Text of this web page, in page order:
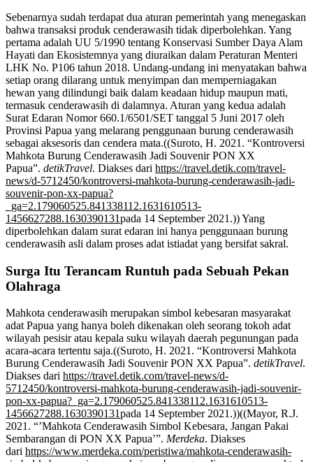
Sebenarnya sudah terdapat dua aturan pemerintah yang menegaskan
bahwa transaksi produk cenderawasih tidak diperbolehkan. Yang
pertama adalah UU 5/1990 tentang Konservasi Sumber Daya Alam
Hayati dan Ekosistemnya yang diuraikan dalam Peraturan Menteri
LHK No. P106 tahun 2018. Undang-undang ini menyatakan bahwa
setiap orang dilarang untuk menyimpan dan memperniagakan
hewan yang dilindungi baik dalam keadaan hidup maupun mati,
termasuk cenderawasih di dalamnya. Aturan yang kedua adalah
Surat Edaran Nomor 660.1/6501/SET tanggal 5 Juni 2017 oleh
Provinsi Papua yang melarang penggunaan burung cenderawasih
sebagai aksesoris dan cendera mata.((Suroto, H. 2021. “Kontroversi
Mahkota Burung Cenderawasih Jadi Souvenir PON XX
Papua”. detikTravel. Diakses dari https://travel.detik.com/travel-
news/d-5712450/kontroversi-mahkota-burung-cenderawasih-jadi-
souvenir-pon-xx-papua?
_ga=2.179060525.841338112.1631610513-
1456627288.1630390131pada 14 September 2021.)) Yang
diperbolehkan dalam surat edaran ini hanya penggunaan burung
cenderawasih asli dalam proses adat istiadat yang bersifat sakral.
Surga Itu Terancam Runtuh pada Sebuah Pekan
Olahraga
Mahkota cenderawasih merupakan simbol kebesaran masyarakat
adat Papua yang hanya boleh dikenakan oleh seorang tokoh adat
wilayah pesisir atau kepala suku wilayah daerah pegunungan pada
acara-acara tertentu saja.((Suroto, H. 2021. “Kontroversi Mahkota
Burung Cenderawasih Jadi Souvenir PON XX Papua”. detikTravel.
Diakses dari https://travel.detik.com/travel-news/d-
5712450/kontroversi-mahkota-burung-cenderawasih-jadi-souvenir-
pon-xx-papua?_ga=2.179060525.841338112.1631610513-
1456627288.1630390131pada 14 September 2021.))((Mayor, R.J.
2021. “’Mahkota Cenderawasih Simbol Kebesara, Jangan Pakai
Sembarangan di PON XX Papua’”. Merdeka. Diakses
dari https://www.merdeka.com/peristiwa/mahkota-cenderawasih-